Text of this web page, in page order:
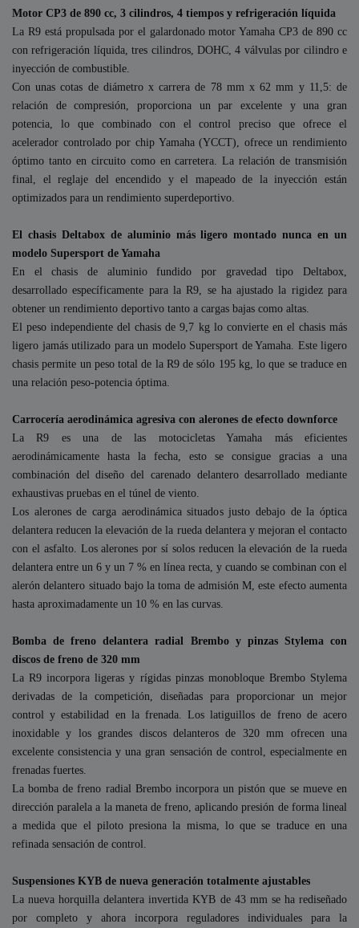
Motor CP3 de 890 cc, 3 cilindros, 4 tiempos y refrigeración líquida
La R9 está propulsada por el galardonado motor Yamaha CP3 de 890 cc
con refrigeración líquida, tres cilindros, DOHC, 4 válvulas por cilindro e
inyección de combustible.
Con unas cotas de diámetro x carrera de 78 mm x 62 mm y 11,5: de
relación de compresión, proporciona un par excelente y una gran
potencia, lo que combinado con el control preciso que ofrece el
acelerador controlado por chip Yamaha (YCCT), ofrece un rendimiento
óptimo tanto en circuito como en carretera. La relación de transmisión
final, el reglaje del encendido y el mapeado de la inyección están
optimizados para un rendimiento superdeportivo.
El chasis Deltabox de aluminio más ligero montado nunca en un
modelo Supersport de Yamaha
En el chasis de aluminio fundido por gravedad tipo Deltabox,
desarrollado específicamente para la R9, se ha ajustado la rigidez para
obtener un rendimiento deportivo tanto a cargas bajas como altas.
El peso independiente del chasis de 9,7 kg lo convierte en el chasis más
ligero jamás utilizado para un modelo Supersport de Yamaha. Este ligero
chasis permite un peso total de la R9 de sólo 195 kg, lo que se traduce en
una relación peso-potencia óptima.
Carrocería aerodinámica agresiva con alerones de efecto downforce
La R9 es una de las motocicletas Yamaha más eficientes
aerodinámicamente hasta la fecha, esto se consigue gracias a una
combinación del diseño del carenado delantero desarrollado mediante
exhaustivas pruebas en el túnel de viento.
Los alerones de carga aerodinámica situados justo debajo de la óptica
delantera reducen la elevación de la rueda delantera y mejoran el contacto
con el asfalto. Los alerones por sí solos reducen la elevación de la rueda
delantera entre un 6 y un 7 % en línea recta, y cuando se combinan con el
alerón delantero situado bajo la toma de admisión M, este efecto aumenta
hasta aproximadamente un 10 % en las curvas.
Bomba de freno delantera radial Brembo y pinzas Stylema con
discos de freno de 320 mm
La R9 incorpora ligeras y rígidas pinzas monobloque Brembo Stylema
derivadas de la competición, diseñadas para proporcionar un mejor
control y estabilidad en la frenada. Los latiguillos de freno de acero
inoxidable y los grandes discos delanteros de 320 mm ofrecen una
excelente consistencia y una gran sensación de control, especialmente en
frenadas fuertes.
La bomba de freno radial Brembo incorpora un pistón que se mueve en
dirección paralela a la maneta de freno, aplicando presión de forma lineal
a medida que el piloto presiona la misma, lo que se traduce en una
refinada sensación de control.
Suspensiones KYB de nueva generación totalmente ajustables
La nueva horquilla delantera invertida KYB de 43 mm se ha rediseñado
por completo y ahora incorpora reguladores individuales para la